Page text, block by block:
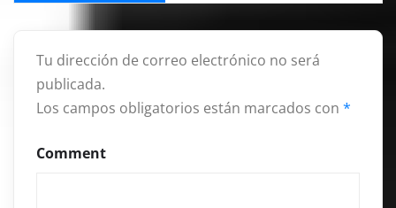
Tu dirección de correo electrónico no será
publicada.
Los campos obligatorios están marcados con *
Comment